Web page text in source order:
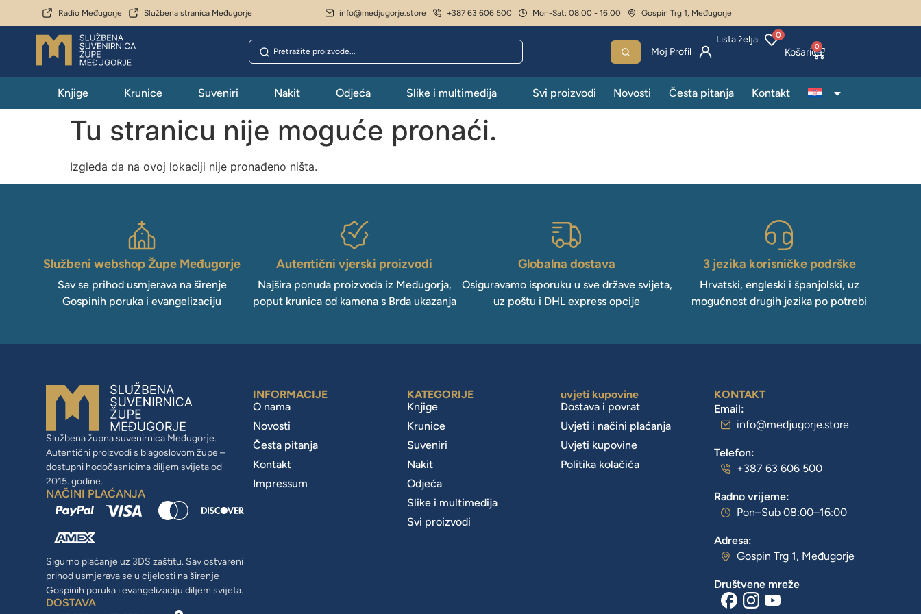
Radio Međugorje Službena stranica Međugorje info@medjugorje.store +387 63 606 500 Mon-Sat: 08:00 - 16:00 Gospin Trg 1, Međugorje
Lista želja 0
Moj Profil 0
Knjige Krunice Suveniri Nakit Odjeća Slike i multimedija Svi proizvodi Novosti Česta pitanja Kontakt
Tu stranicu nije moguće pronaći.
Izgleda da na ovoj lokaciji nije pronađeno ništa.
Službeni webshop Župe Međugorje
Sav se prihod usmjerava na širenje
Gospinih poruka i evangelizaciju
Autentični vjerski proizvodi
Najšira ponuda proizvoda iz Međugorja,
poput krunica od kamena s Brda ukazanja
Globalna dostava
Osiguravamo isporuku u sve države svijeta,
uz poštu i DHL express opcije
3 jezika korisničke podrške
Hrvatski, engleski i španjolski, uz
mogućnost drugih jezika po potrebi
Službena župna suvenirnica Međugorje.
Autentični proizvodi s blagoslovom župe –
dostupni hodočasnicima diljem svijeta od
2015. godine.
NAČINI PLAĆANJA
Sigurno plaćanje uz 3DS zaštitu. Sav ostvareni
prihod usmjerava se u cijelosti na širenje
Gospinih poruka i evangelizaciju diljem svijeta.
DOSTAVA
INFORMACIJE
O nama
Novosti
Česta pitanja
Kontakt
Impressum
KATEGORIJE
Knjige
Krunice
Suveniri
Nakit
Odjeća
Slike i multimedija
Svi proizvodi
uvjeti kupovine
Dostava i povrat
Uvjeti i načini plaćanja
Uvjeti kupovine
Politika kolačića
KONTAKT
Email:
info@medjugorje.store
Telefon:
+387 63 606 500
Radno vrijeme:
Pon–Sub 08:00–16:00
Adresa:
Gospin Trg 1, Međugorje
Društvene mreže